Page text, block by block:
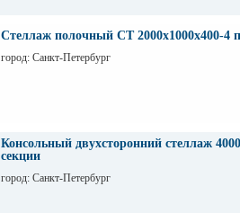
Стеллаж полочный СТ 2000х1000х400-4
город: Санкт-Петербург
Консольный двухсторонний стеллаж
секции
город: Санкт-Петербург